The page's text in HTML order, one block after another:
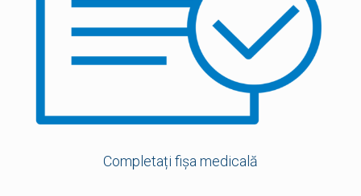
Completați fișa medicală